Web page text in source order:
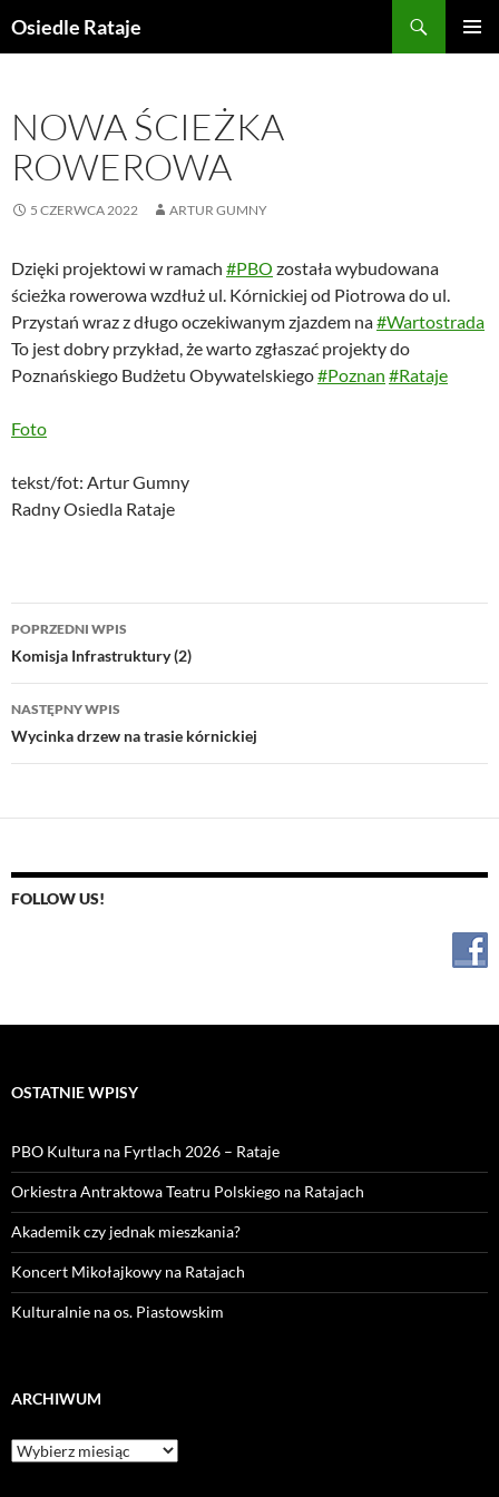
doOsiedle Rataje
NOWA ŚCIEŻKA
ROWEROWA
5 CZERWCA 2022 ARTUR GUMNY
Dzięki projektowi w ramach #PBO została wybudowana
ścieżka rowerowa wzdłuż ul. Kórnickiej od Piotrowa do ul.
Przystań wraz z długo oczekiwanym zjazdem na#Wartostrada
To jest dobry przykład, że warto zgłaszać projekty do
Poznańskiego Budżetu Obywatelskiego#Poznan #Rataje
Foto
tekst/fot: Artur Gumny
Radny Osiedla Rataje
Nawigacja
wpisu
POPRZEDNI WPIS
Komisja Infrastruktury (2)
NASTĘPNY WPIS
Wycinka drzew na trasie kórnickiej
FOLLOW US!
OSTATNIE WPISY
PBO Kultura na Fyrtlach 2026 – Rataje
Orkiestra Antraktowa Teatru Polskiego na Ratajach
Akademik czy jednak mieszkania?
Koncert Mikołajkowy na Ratajach
Kulturalnie na os. Piastowskim
ARCHIWUM
Archiwum